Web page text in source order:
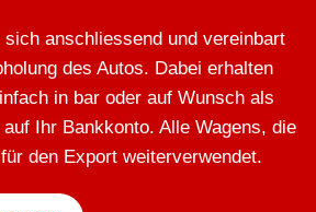
sich anschliessend und vereinbart
des Autos. Dabei erhalten
in bar oder auf Wunsch als
Ihr Bankkonto. Alle Wagens, die
den Export weiterverwendet.